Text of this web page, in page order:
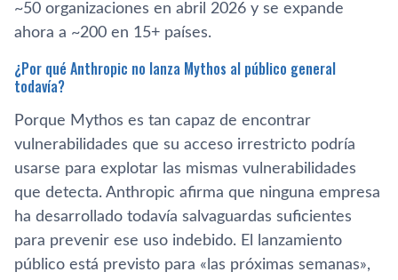
~50 organizaciones en abril 2026 y se expande
ahora a ~200 en 15+ países.
¿Por qué Anthropic no lanza Mythos al público general
todavía?
Porque Mythos es tan capaz de encontrar
vulnerabilidades que su acceso irrestricto podría
usarse para explotar las mismas vulnerabilidades
que detecta. Anthropic afirma que ninguna empresa
ha desarrollado todavía salvaguardas suficientes
para prevenir ese uso indebido. El lanzamiento
público está previsto para «las próximas semanas»,